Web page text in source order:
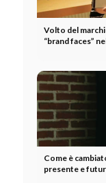
Volto del
“brand faces”
Come è
presente e